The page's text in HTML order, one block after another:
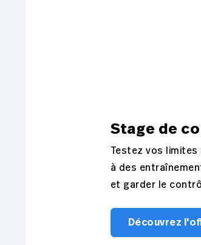
Stage de
Testez vos
à des
et garder le
Découvrez